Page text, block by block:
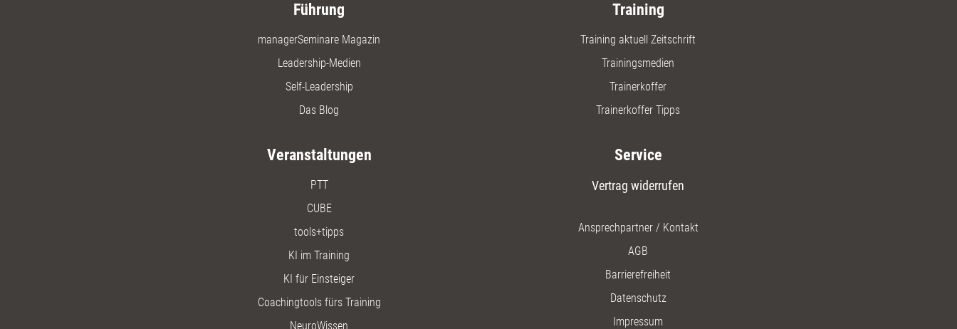
Führung
managerSeminare Magazin
Leadership-Medien
Self-Leadership
Das Blog
Training
Training aktuell Zeitschrift
Trainingsmedien
Trainerkoffer
Trainerkoffer Tipps
Veranstaltungen
PTT
CUBE
tools+tipps
KI im Training
KI für Einsteiger
Coachingtools fürs Training
NeuroWissen
Service
Vertrag widerrufen
Ansprechpartner / Kontakt
AGB
Barrierefreiheit
Datenschutz
Impressum